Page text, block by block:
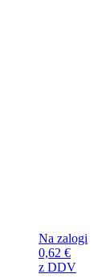
Na zalogi
0,62 €
z DDV